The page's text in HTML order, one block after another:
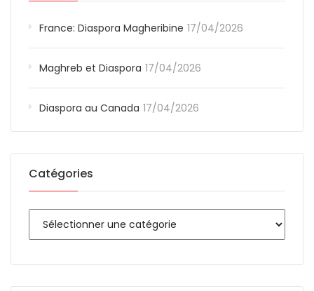
France: Diaspora Magheribine 17/04/2026
Maghreb et Diaspora 17/04/2026
Diaspora au Canada 17/04/2026
Catégories